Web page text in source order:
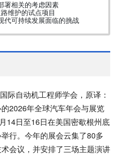
署相关的考虑因素
维护的试点项目
代可持续发展面临的挑战
际自动机工程师学会，原译：
2026年全球汽车年会与展览
14日至16日在美国密歇根州底
行。今年的展会云集了80多
会议，并安排了三场主题演讲